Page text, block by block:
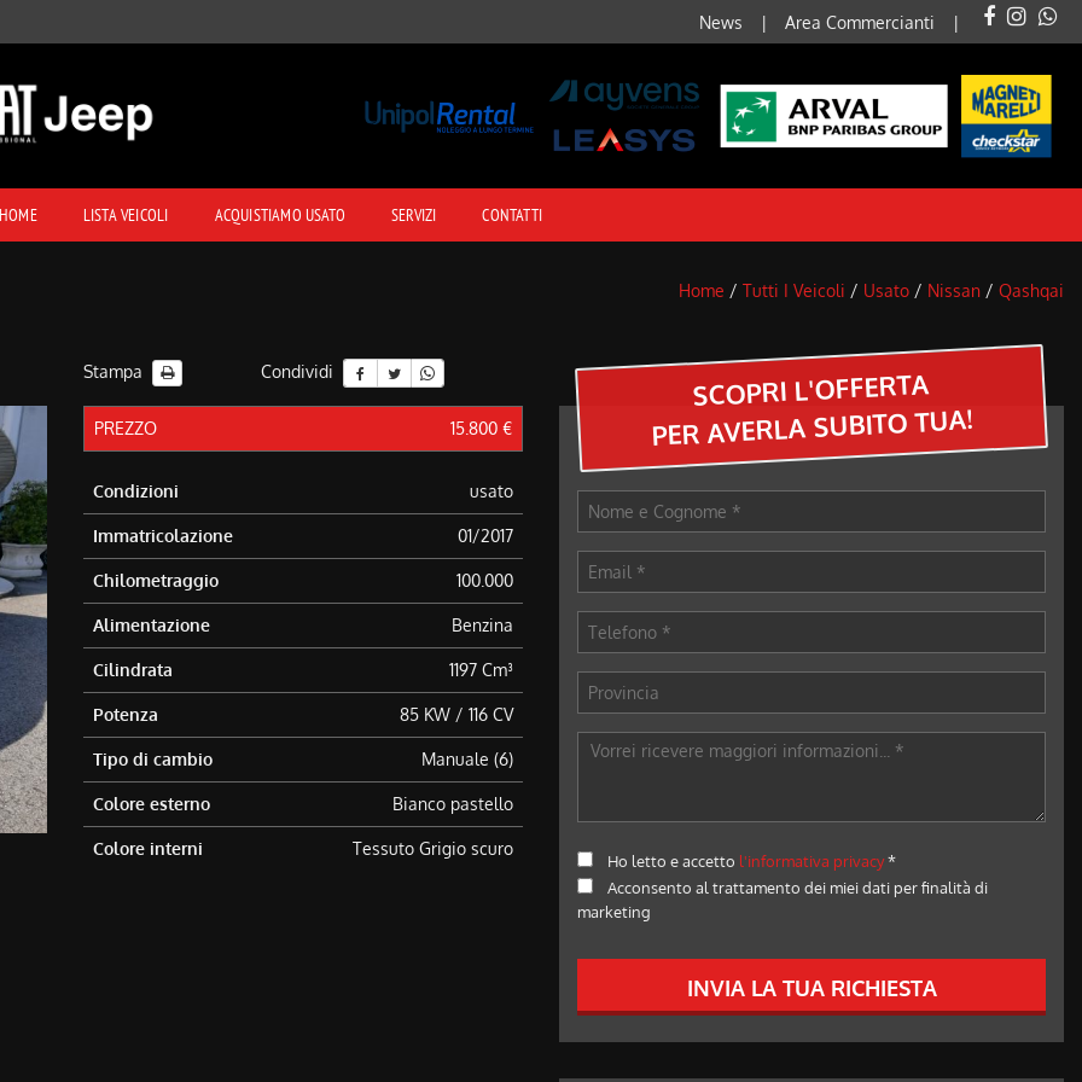
News Area Commercianti
HOME LISTA VEICOLI ACQUISTIAMO USATO SERVIZI CONTATTI
Home / Tutti I Veicoli / Usato / Nissan / Qashqai
Stampa Condividi
PREZZO 15.800 €
Condizioni usato
Immatricolazione 01/2017
Chilometraggio 100.000
Alimentazione Benzina
Cilindrata 1197 Cm³
Potenza 85 KW / 116 CV
Tipo di cambio Manuale (6)
Colore esterno Bianco pastello
Colore interni Tessuto Grigio scuro
SCOPRI L'OFFERTA
PER AVERLA SUBITO TUA!
Ho letto e accetto l'informativa privacy*
Acconsento al trattamento dei miei dati per finalità di
marketing
INVIA LA TUA RICHIESTA